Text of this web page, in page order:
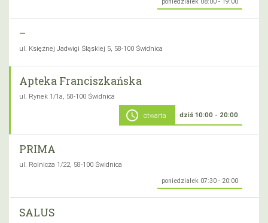
–
ul. Księżnej Jadwigi Śląskiej 5, 58-100 Świdnica
Apteka Franciszkańska
ul. Rynek 1/1a, 58-100 Świdnica
schedule otwarta dziś 10:00 - 20:00
PRIMA
ul. Rolnicza 1/22, 58-100 Świdnica
poniedziałek 07:30 - 20:00
SALUS